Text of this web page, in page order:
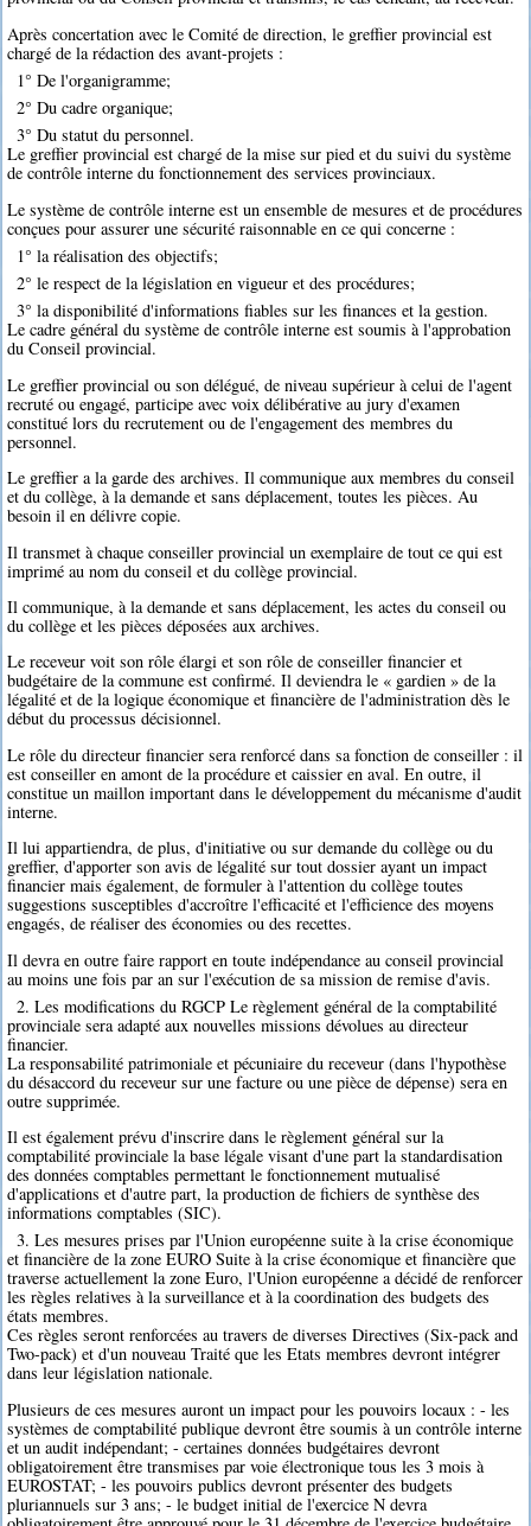
Après concertation avec le Comité de direction, le greffier provincial est
chargé de la rédaction des avant-projets :
1° De l'organigramme;
2° Du cadre organique;
3° Du statut du personnel.
Le greffier provincial est chargé de la mise sur pied et du suivi du système
de contrôle interne du fonctionnement des services provinciaux.
Le système de contrôle interne est un ensemble de mesures et de procédures
conçues pour assurer une sécurité raisonnable en ce qui concerne :
1° la réalisation des objectifs;
2° le respect de la législation en vigueur et des procédures;
3° la disponibilité d'informations fiables sur les finances et la gestion.
Le cadre général du système de contrôle interne est soumis à l'approbation
du Conseil provincial.
Le greffier provincial ou son délégué, de niveau supérieur à celui de l'agent
recruté ou engagé, participe avec voix délibérative au jury d'examen
constitué lors du recrutement ou de l'engagement des membres du
personnel.
Le greffier a la garde des archives. Il communique aux membres du conseil
et du collège, à la demande et sans déplacement, toutes les pièces. Au
besoin il en délivre copie.
Il transmet à chaque conseiller provincial un exemplaire de tout ce qui est
imprimé au nom du conseil et du collège provincial.
Il communique, à la demande et sans déplacement, les actes du conseil ou
du collège et les pièces déposées aux archives.
Le receveur voit son rôle élargi et son rôle de conseiller financier et
budgétaire de la commune est confirmé. Il deviendra le « gardien » de la
légalité et de la logique économique et financière de l'administration dès le
début du processus décisionnel.
Le rôle du directeur financier sera renforcé dans sa fonction de conseiller : il
est conseiller en amont de la procédure et caissier en aval. En outre, il
constitue un maillon important dans le développement du mécanisme d'audit
interne.
Il lui appartiendra, de plus, d'initiative ou sur demande du collège ou du
greffier, d'apporter son avis de légalité sur tout dossier ayant un impact
financier mais également, de formuler à l'attention du collège toutes
suggestions susceptibles d'accroître l'efficacité et l'efficience des moyens
engagés, de réaliser des économies ou des recettes.
Il devra en outre faire rapport en toute indépendance au conseil provincial
au moins une fois par an sur l'exécution de sa mission de remise d'avis.
2. Les modifications du RGCP Le règlement général de la comptabilité
provinciale sera adapté aux nouvelles missions dévolues au directeur
financier.
La responsabilité patrimoniale et pécuniaire du receveur (dans l'hypothèse
du désaccord du receveur sur une facture ou une pièce de dépense) sera en
outre supprimée.
Il est également prévu d'inscrire dans le règlement général sur la
comptabilité provinciale la base légale visant d'une part la standardisation
des données comptables permettant le fonctionnement mutualisé
d'applications et d'autre part, la production de fichiers de synthèse des
informations comptables (SIC).
3. Les mesures prises par l'Union européenne suite à la crise économique
et financière de la zone EURO Suite à la crise économique et financière que
traverse actuellement la zone Euro, l'Union européenne a décidé de renforcer
les règles relatives à la surveillance et à la coordination des budgets des
états membres.
Ces règles seront renforcées au travers de diverses Directives (Six-pack and
Two-pack) et d'un nouveau Traité que les Etats membres devront intégrer
dans leur législation nationale.
Plusieurs de ces mesures auront un impact pour les pouvoirs locaux : - les
systèmes de comptabilité publique devront être soumis à un contrôle interne
et un audit indépendant; - certaines données budgétaires devront
obligatoirement être transmises par voie électronique tous les 3 mois à
EUROSTAT; - les pouvoirs publics devront présenter des budgets
pluriannuels sur 3 ans; - le budget initial de l'exercice N devra